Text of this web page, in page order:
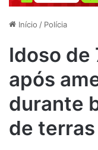
Início / Polícia
Idoso de
após
durante
de terras